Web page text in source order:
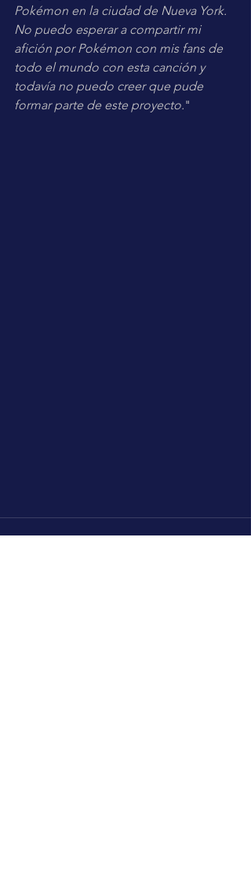
Pokémon en la ciudad de Nueva York.
No puedo esperar a compartir mi
afición por Pokémon con mis fans de
todo el mundo con esta canción y
todavía no puedo creer que pude
formar parte de este proyecto."